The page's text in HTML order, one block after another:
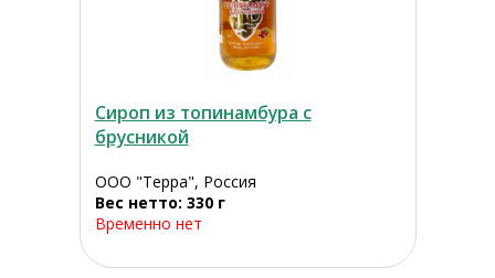
Сироп из топинамбура с
брусникой
ООО "Терра", Россия
Вес нетто: 330 г
Временно нет